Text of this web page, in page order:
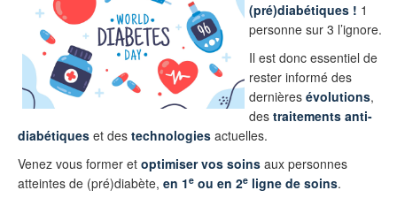
(pré)diabétiques ! 1
personne sur 3 l’ignore.
Il est donc essentiel de
rester informé des
dernières évolutions,
des traitements anti-
diabétiques et des technologies actuelles.
Venez vous former et optimiser vos soins aux personnes
atteintes de (pré)diabète, en 1e ou en 2e ligne de soins.